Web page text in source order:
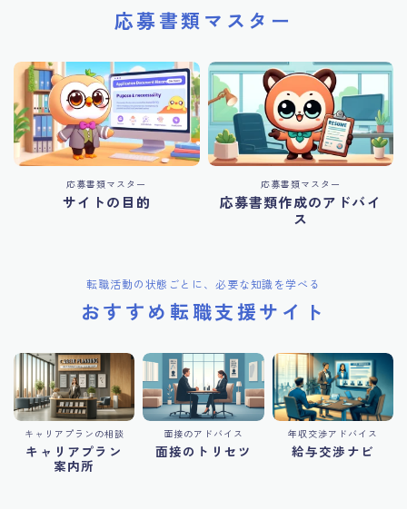
応募書類マスター
応募書類マスター
サイトの目的
応募書類マスター
応募書類作成のアドバイ
ス
転職活動の状態ごとに、必要な知識を学べる
おすすめ転職支援サイト
キャリアプランの相談
キャリアプラン
案内所
面接のアドバイス
面接のトリセツ
年収交渉アドバイス
給与交渉ナビ